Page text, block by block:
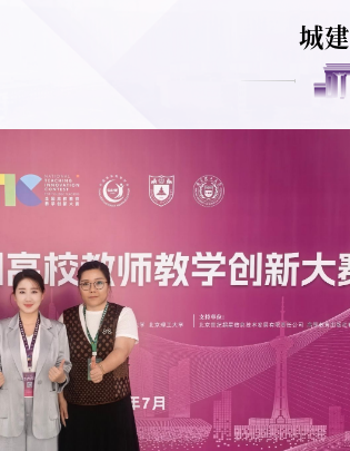
城建